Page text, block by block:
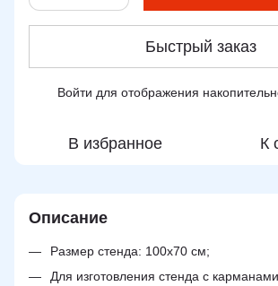
Быстрый заказ
Войти для отображения
В избранное К
Описание
Размер стенда: 100х70 см;
Для изготовления стенда с